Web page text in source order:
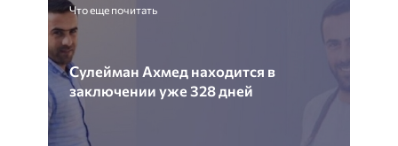
Что еще почитать
Сулейман Ахмед находится в
заключении уже 328 дней